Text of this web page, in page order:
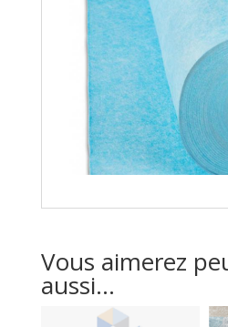
Vous aimerez
aussi...